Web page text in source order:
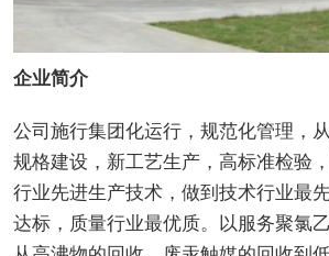
企业简介
公司施行集团化运行，规范化管理，
规格建设，新工艺生产，高标准检验
行业先进生产技术，做到技术行业最
达标，质量行业最优质。以服务聚氯